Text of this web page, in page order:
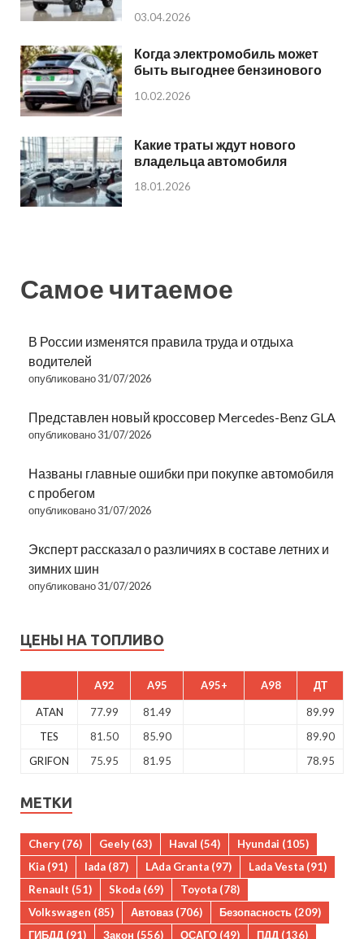
03.04.2026
Когда электромобиль может
быть выгоднее бензинового
10.02.2026
Какие траты ждут нового
владельца автомобиля
18.01.2026
Самое читаемое
В России изменятся правила труда и отдыха
водителей
опубликовано 31/07/2026
Представлен новый кроссовер Mercedes-Benz GLA
опубликовано 31/07/2026
Названы главные ошибки при покупке автомобиля
с пробегом
опубликовано 31/07/2026
Эксперт рассказал о различиях в составе летних и
зимних шин
опубликовано 31/07/2026
ЦЕНЫ НА ТОПЛИВО
A92 A95 A95+ A98 ДТ
ATAN 77.99 81.49
89.99
TES
81.50 85.90
89.90
GRIFON
75.95 81.95 78.95
МЕТКИ
Chery (76) Geely (63) Haval (54) Hyundai (105)
Kia (91) lada (87) LAda Granta (97) Lada Vesta (91)
Renault (51) Skoda (69) Toyota (78)
Volkswagen (85) Автоваз (706) Безопасность (209)
ГИБДД (91) Закон (556) ОСАГО (49) ПДД (136)